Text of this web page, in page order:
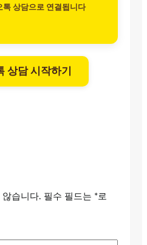
상담으로 연결됩니다
상담 시작하기
않습니다. 필수 필드는 *로